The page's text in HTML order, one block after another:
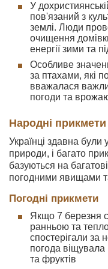
У
пов'язаний з
землі. Люди
очищення
енергії зими та
Особливе
за птахами, які
вважалася
погоди та
Народні
Українці здавна
природи, і багато
базуються на
погодними явищами
Погодні прикмети
Якщо 7 березня
ранньою та
спостерігали за
погода
та фруктів